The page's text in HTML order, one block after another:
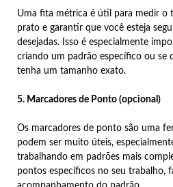
Uma fita métrica é útil para medir o
prato e garantir que você esteja
desejadas. Isso é especialmente
criando um padrão específico ou se
tenha um tamanho exato.
5. Marcadores de Ponto (opcional)
Os marcadores de ponto são uma
podem ser muito úteis,
trabalhando em padrões mais
pontos específicos no seu trabalho,